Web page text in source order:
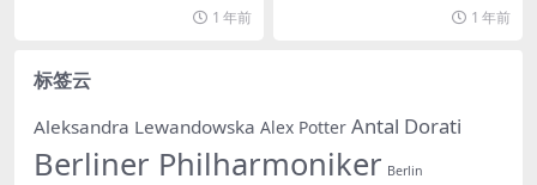
1 年前
1 年前
标签云
Aleksandra Lewandowska Alex Potter Antal Dorati
Berliner Philharmoniker Berlin